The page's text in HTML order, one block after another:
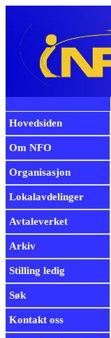
Hovedsiden
Om NFO
Organisasjon
Lokalavdelinger
Avtaleverket
Arkiv
Stilling ledig
Søk
Kontakt oss